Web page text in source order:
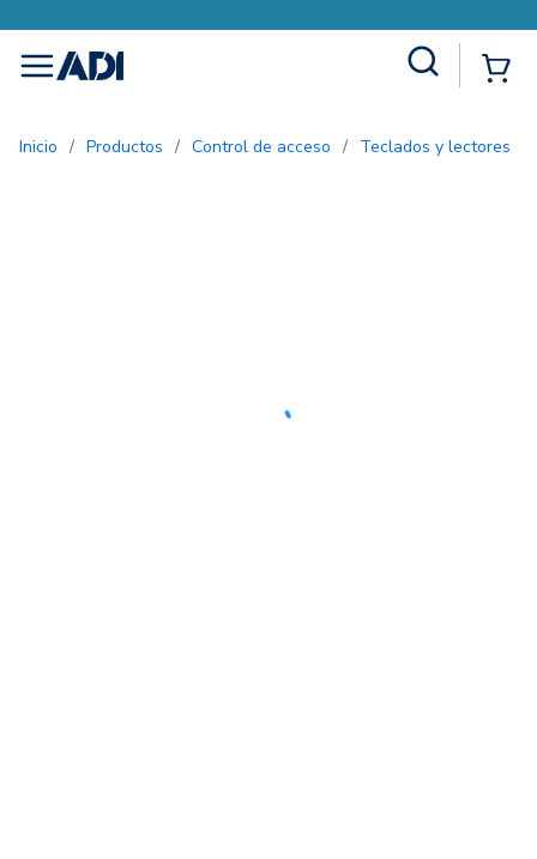
menu
Inicio / Productos / Control de acceso / Teclados y lectores